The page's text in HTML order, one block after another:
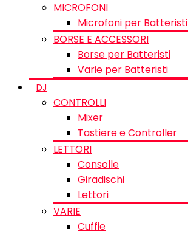
MICROFONI
Microfoni per Batteristi
BORSE E ACCESSORI
Borse per Batteristi
Varie per Batteristi
DJ
CONTROLLI
Mixer
Tastiere e Controller
LETTORI
Consolle
Giradischi
Lettori
VARIE
Cuffie